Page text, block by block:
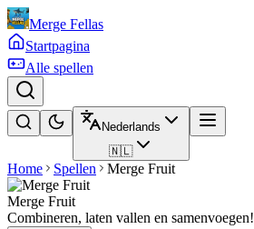
Merge Fellas
Startpagina
Alle spellen
Nederlands
🇳🇱
Home Spellen Merge Fruit
Merge Fruit
Combineren, laten vallen en samenvoegen!